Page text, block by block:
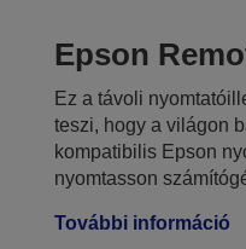
Epson
Ez a távoli
teszi, hogy a világon
kompatibilis Epson
nyomtasson
További információ